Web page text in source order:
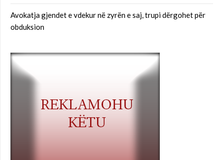
Avokatja gjendet e vdekur në zyrën e saj, trupi dërgohet për
obduksion